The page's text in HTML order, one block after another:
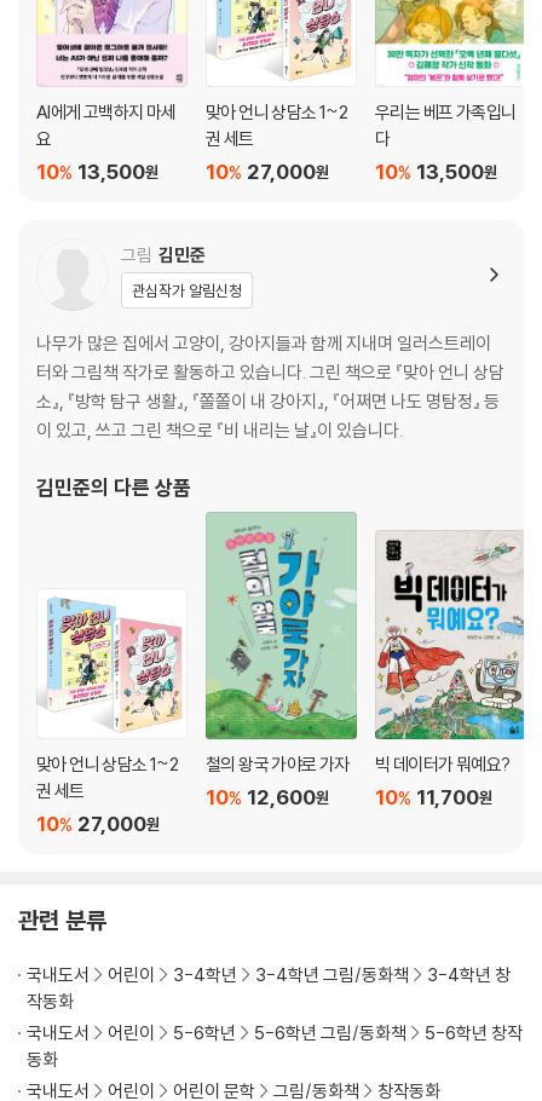
AI에게 고백하지 마세
요
13,500원
10%
맞아 언니 상담소 1~2
권 세트
27,000원
10%
우리는 베프 가족입니
다
13,500원
10%
그림 김민준
관심작가 알림신청
나무가 많은 집에서 고양이, 강아지들과 함께 지내며 일러스트레이
터와 그림책 작가로 활동하고 있습니다. 그린 책으로 『맞아 언니 상담
소』, 『방학 탐구 생활』, 『쫄쫄이 내 강아지』, 『어쩌면 나도 명탐정』 등
이 있고, 쓰고 그린 책으로 『비 내리는 날』이 있습니다.
김민준의 다른 상품
맞아 언니 상담소 1~2
권 세트
27,000원
10%
철의 왕국 가야로 가자
12,600원
10%
빅 데이터가 뭐예요?
11,700원
10%
관련 분류
국내도서 어린이 3-4학년 3-4학년 그림/동화책
3-4학년 창
작동화
국내도서
어린이 5-6학년 5-6학년 그림/동화책
5-6학년 창작
동화
국내도서
어린이 어린이 문학 그림/동화책 창작동화